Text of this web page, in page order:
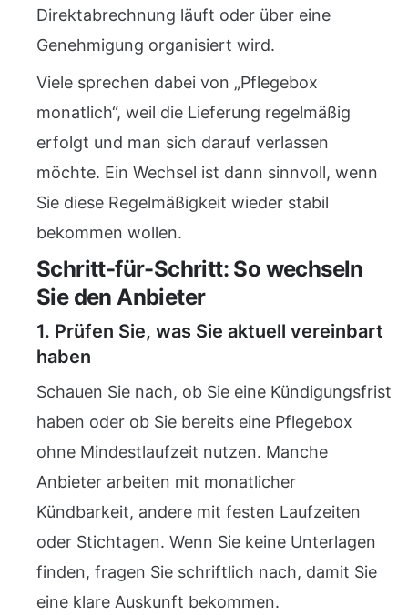
Direktabrechnung läuft oder über eine
Genehmigung organisiert wird.
Viele sprechen dabei von „Pflegebox
monatlich“, weil die Lieferung regelmäßig
erfolgt und man sich darauf verlassen
möchte. Ein Wechsel ist dann sinnvoll, wenn
Sie diese Regelmäßigkeit wieder stabil
bekommen wollen.
Schritt-für-Schritt: So wechseln
Sie den Anbieter
1. Prüfen Sie, was Sie aktuell vereinbart
haben
Schauen Sie nach, ob Sie eine Kündigungsfrist
haben oder ob Sie bereits eine Pflegebox
ohne Mindestlaufzeit nutzen. Manche
Anbieter arbeiten mit monatlicher
Kündbarkeit, andere mit festen Laufzeiten
oder Stichtagen. Wenn Sie keine Unterlagen
finden, fragen Sie schriftlich nach, damit Sie
eine klare Auskunft bekommen.